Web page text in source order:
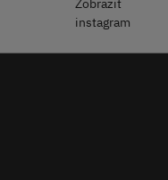
Zobrazit
instagram